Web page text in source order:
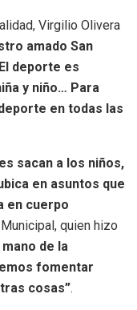
Virgilio Olivera
amado San
deporte es
y niño… Para
en todas las
sacan a los niños,
en asuntos que
en cuerpo
quien hizo
de la
fomentar
cosas”.